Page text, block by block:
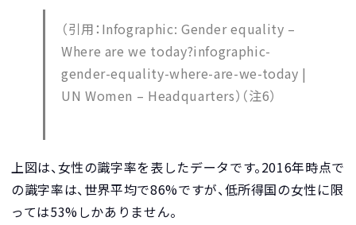
（引用：Infographic: Gender equality –
Where are we today?infographic-
gender-equality-where-are-we-today |
UN Women – Headquarters）（注6）
上図は、女性の識字率を表したデータです。2016年時点で
の識字率は、世界平均で86%ですが、低所得国の女性に限
っては53%しかありません。